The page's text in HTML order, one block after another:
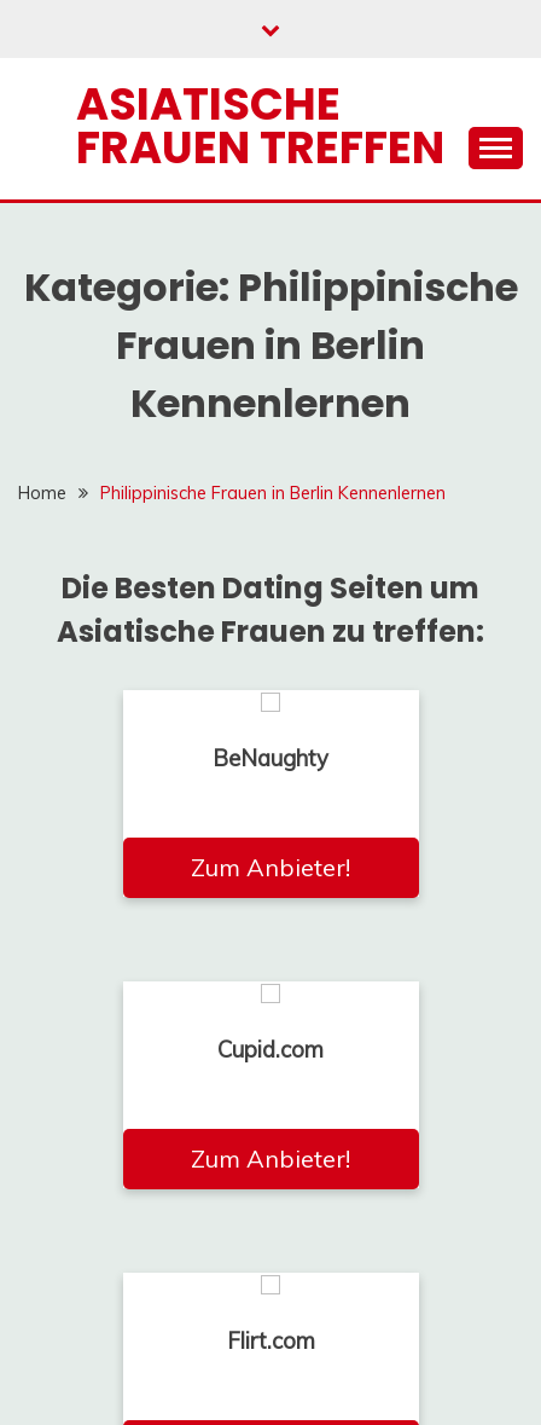
ASIATISCHE
FRAUEN TREFFEN
Kategorie: Philippinische
Frauen in Berlin
Kennenlernen
Home Philippinische Frauen in Berlin Kennenlernen
Die Besten Dating Seiten um
Asiatische Frauen zu treffen:
BeNaughty
Zum Anbieter!
Cupid.com
Zum Anbieter!
Flirt.com